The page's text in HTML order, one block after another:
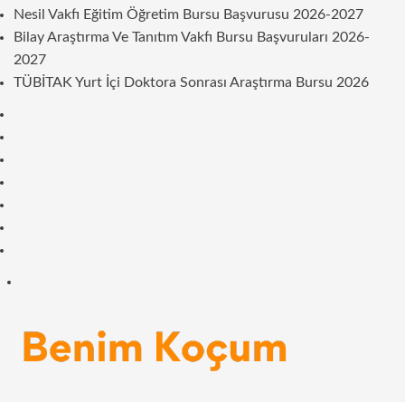
Nesil Vakfı Eğitim Öğretim Bursu Başvurusu 2026-2027
Bilay Araştırma Ve Tanıtım Vakfı Bursu Başvuruları 2026-
2027
TÜBİTAK Yurt İçi Doktora Sonrası Araştırma Bursu 2026